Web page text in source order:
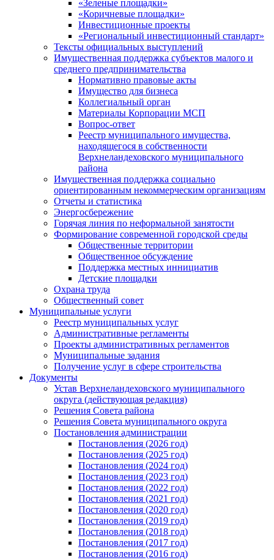
«Зеленые площадки»
«Коричневые площадки»
Инвестиционные проекты
«Региональный инвестиционный стандарт»
Тексты официальных выступлений
Имущественная поддержка субъектов малого и
среднего предпринимательства
Нормативно правовые акты
Имущество для бизнеса
Коллегиальный орган
Материалы Корпорации МСП
Вопрос-ответ
Реестр муниципального имущества,
находящегося в собственности
Верхнеландеховского муниципального
района
Имущественная поддержка социально
ориентированным некоммерческим организациям
Отчеты и статистика
Энергосбережение
Горячая линия по неформальной занятости
Формирование современной городской среды
Общественные территории
Общественное обсуждение
Поддержка местных иннициатив
Детские площадки
Охрана труда
Общественный совет
Муниципальные услуги
Реестр муниципальных услуг
Административные регламенты
Проекты административных регламентов
Муниципальные задания
Получение услуг в сфере строительства
Документы
Устав Верхнеландеховского муниципального
округа (действующая редакция)
Решения Совета района
Решения Совета муниципального округа
Постановления администрации
Постановления (2026 год)
Постановления (2025 год)
Постановления (2024 год)
Постановления (2023 год)
Постановления (2022 год)
Постановления (2021 год)
Постановления (2020 год)
Постановления (2019 год)
Постановления (2018 год)
Постановления (2017 год)
Постановления (2016 год)